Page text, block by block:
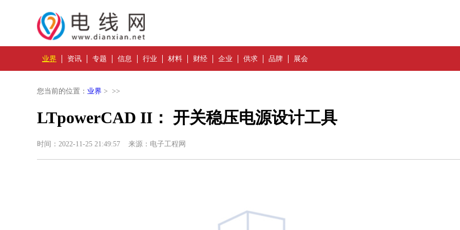
业界 资讯 专题 信息 行业 材料 财经 企业 供求 品牌 展会
您当前的位置： 业界 > >>
LTpowerCAD II： 开关稳压电源设计工具
时间：2022-11-25 21:49:57 来源：电子工程网